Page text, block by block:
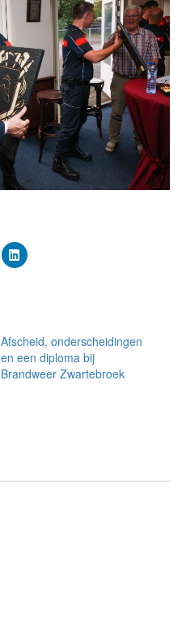
Afscheid, onderscheidingen
en een diploma bij
Brandweer Zwartebroek